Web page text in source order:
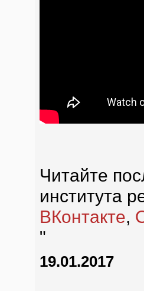
Читайте
института
ВКонтакте,
"
19.01.2017